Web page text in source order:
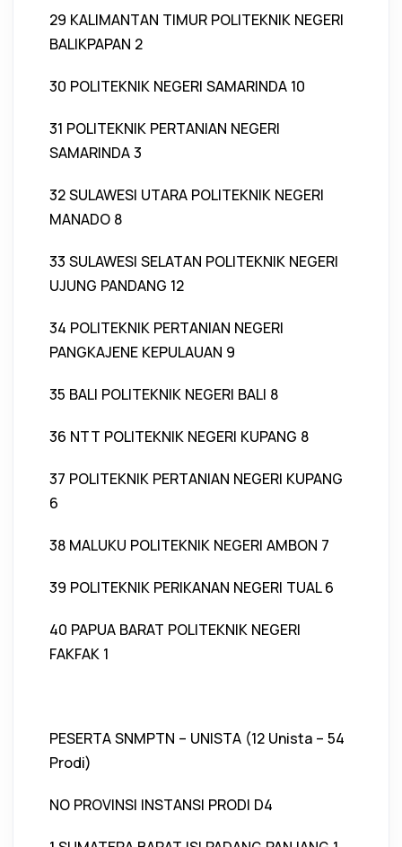
29 KALIMANTAN TIMUR POLITEKNIK NEGERI
BALIKPAPAN 2
30 POLITEKNIK NEGERI SAMARINDA 10
31 POLITEKNIK PERTANIAN NEGERI
SAMARINDA 3
32 SULAWESI UTARA POLITEKNIK NEGERI
MANADO 8
33 SULAWESI SELATAN POLITEKNIK NEGERI
UJUNG PANDANG 12
34 POLITEKNIK PERTANIAN NEGERI
PANGKAJENE KEPULAUAN 9
35 BALI POLITEKNIK NEGERI BALI 8
36 NTT POLITEKNIK NEGERI KUPANG 8
37 POLITEKNIK PERTANIAN NEGERI KUPANG
6
38 MALUKU POLITEKNIK NEGERI AMBON 7
39 POLITEKNIK PERIKANAN NEGERI TUAL 6
40 PAPUA BARAT POLITEKNIK NEGERI
FAKFAK 1
PESERTA SNMPTN – UNISTA (12 Unista – 54
Prodi)
NO PROVINSI INSTANSI PRODI D4